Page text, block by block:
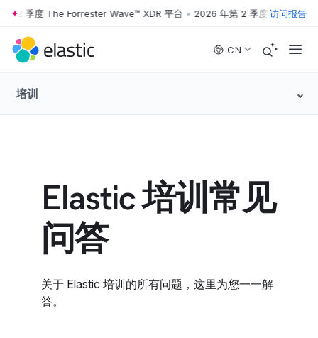
Skip to main content
度 The Forrester Wave™ XDR 平台 • 2026 年第 2 季度 The Forrester
访问报告
CN
培训
Elastic 培训常见
问答
关于 Elastic 培训的所有问题，这里为您一一解
答。